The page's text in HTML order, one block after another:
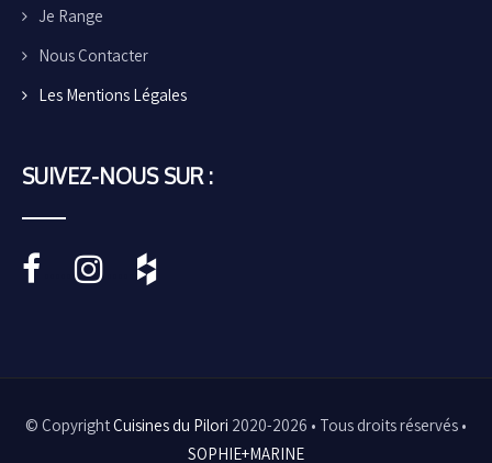
Je Range
Nous Contacter
Les Mentions Légales
SUIVEZ-NOUS SUR :
© CopyrightCuisines du Pilori 2020-2026 • Tous droits réservés •
SOPHIE+MARINE